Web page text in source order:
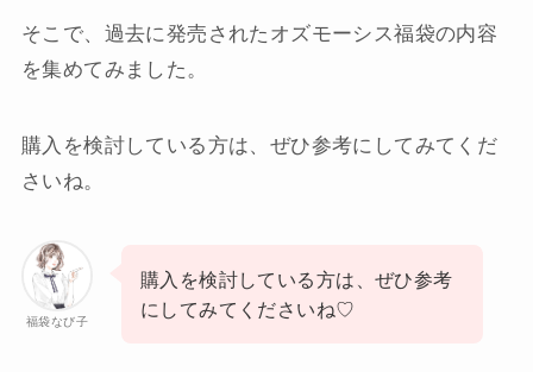
そこで、過去に発売されたオズモーシス福袋の内容
を集めてみました。
購入を検討している方は、ぜひ参考にしてみてくだ
さいね。
福袋なび子
購入を検討している方は、ぜひ参考
にしてみてくださいね♡